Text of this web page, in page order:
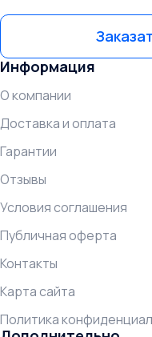
Информация
О компании
Доставка и оплата
Гарантии
Отзывы
Условия соглашения
Публичная оферта
Контакты
Карта сайта
Политика